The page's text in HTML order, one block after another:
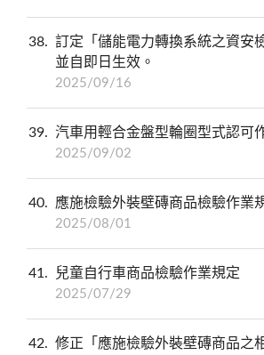
38
訂定「儲能電力轉換系統之資安
並自即日生效。
2025/09/16
39 汽車用輕合金盤型輪圈型式認可
2025/09/02
40 應施檢驗外裝壁磚商品檢驗作業
2025/08/01
41 兒童自行車商品檢驗作業規定
2025/07/29
42
修正「應施檢驗外裝壁磚商品之